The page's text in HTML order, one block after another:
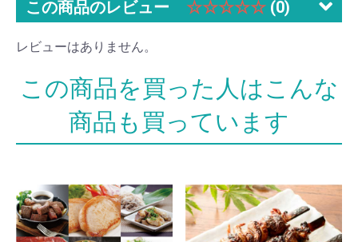
この商品のレビュー ☆☆☆☆☆ (0)
レビューはありません。